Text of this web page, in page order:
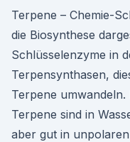
Terpene – Chemie-
die Biosynthese
Schlüsselenzyme in
Terpensynthasen,
Terpene umwandeln.
Terpene sind in
aber gut in